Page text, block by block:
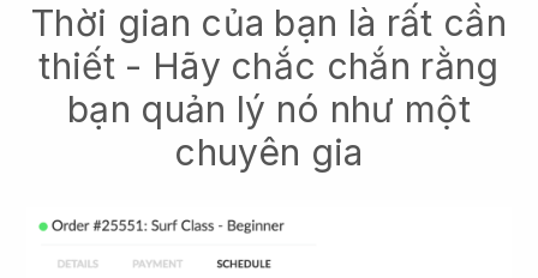
Thời gian của bạn là rất cần
thiết - Hãy chắc chắn rằng
bạn quản lý nó như một
chuyên gia